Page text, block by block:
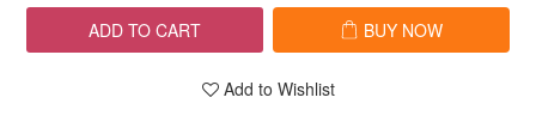
ADD TO CART BUY NOW
Add to Wishlist